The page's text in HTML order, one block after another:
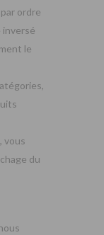
ordre
inversé
le
vous
du